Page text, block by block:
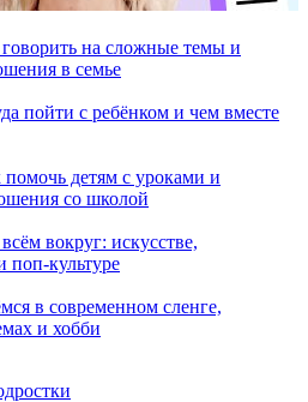
на сложные темы и
в семье
пойти с ребёнком и чем вместе
помочь детям с уроками и
со школой
вокруг: искусстве,
поп-культуре
в современном сленге,
и хобби